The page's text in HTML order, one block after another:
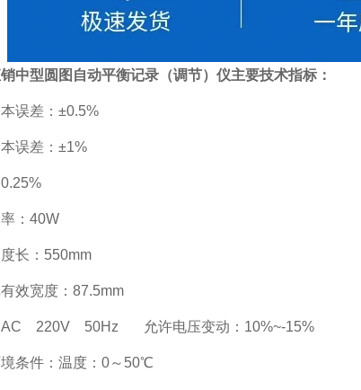
中型圆图自动平衡记录（调节）仪主要技术指标：
误差：±0.5%
误差：±1%
：40W
长：550mm
效宽度：87.5mm
AC 220V 50Hz 允许电压变动：10%~-15%
条件：温度：0～50℃